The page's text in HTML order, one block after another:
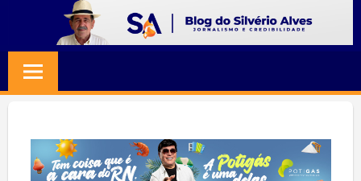
content
SILVERIO
ALVES
Jornalismo
Credibilidade